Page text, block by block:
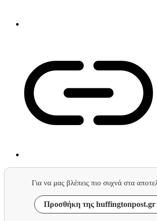
Για να μας βλέπεις πιο συχνά στα
Προσθήκη της huffingtonpost.gr